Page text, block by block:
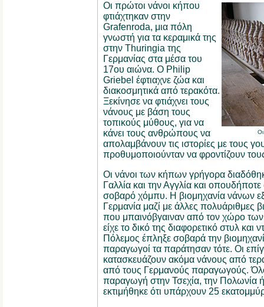
Οι πρώτοι νάνοι κήπου
φτιάχτηκαν στην
Grafenroda, μια πόλη
γνωστή για τα κεραμικά της
στην Thuringia της
Γερμανίας στα μέσα του
17ου αιώνα. Ο Philip
Griebel έφτιαχνε ζώα και
διακοσμητικά από τερακότα.
Ξεκίνησε να φτιάχνει τους
νάνους με βάση τους
τοπικούς μύθους, για να
κάνει τους ανθρώπους να
απολαμβάνουν τις ιστορίες με τους
προθυμοποιούνταν να φροντίζουν
Οι νάνοι των κήπων γρήγορα
Γαλλία και την Αγγλία και
σοβαρό χόμπυ. Η βιομηχανία νάνων
Γερμανία μαζί με άλλες πολυάριθμες
που μπαινόβγαιναν από τον χώρο των
είχε το δικό της διαφορετικό στυλ και
Πόλεμος έπληξε σοβαρά την
παραγωγοί τα παράτησαν τότε. Οι
κατασκευάζουν ακόμα νάνους από
από τους Γερμανούς παραγωγούς.
παραγωγή στην Τσεχία, την Πολωνία
εκτιμήθηκε ότι υπάρχουν 25